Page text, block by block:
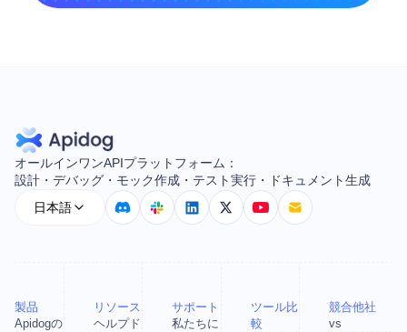
オールインワンAPIプラットフォーム：
設計・デバッグ・モック作成・テスト実行・ドキュメント生成
日本語
製品
Apidogの
リソース
ヘルプド
サポート
私たちに
ツール比
較
競合他社
vs